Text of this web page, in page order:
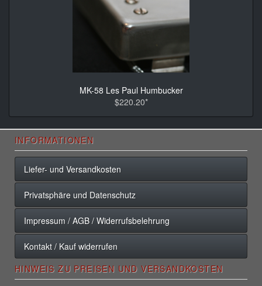
MK-58 Les Paul Humbucker
$220.20*
INFORMATIONEN
Liefer- und Versandkosten
Privatsphäre und Datenschutz
Impressum / AGB / Widerrufsbelehrung
Kontakt / Kauf widerrufen
HINWEIS ZU PREISEN UND VERSANDKOSTEN